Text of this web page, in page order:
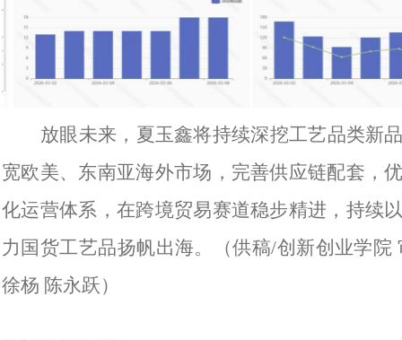
放眼未来，夏玉鑫将持续深挖工艺品类新
宽欧美、东南亚海外市场，完善供应链配套，
化运营体系，在跨境贸易赛道稳步精进，持续
力国货工艺品扬帆出海。（供稿/创新创业学院
徐杨 陈永跃）